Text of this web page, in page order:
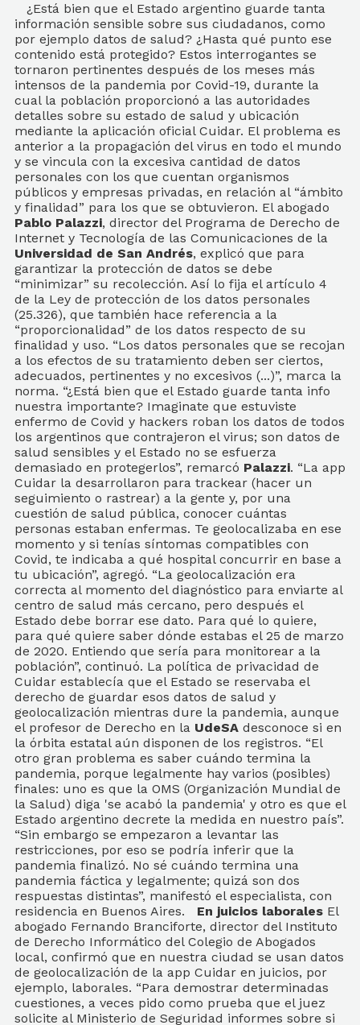
¿Está bien que el Estado argentino guarde tanta
información sensible sobre sus ciudadanos, como
por ejemplo datos de salud? ¿Hasta qué punto ese
contenido está protegido? Estos interrogantes se
tornaron pertinentes después de los meses más
intensos de la pandemia por Covid-19, durante la
cual la población proporcionó a las autoridades
detalles sobre su estado de salud y ubicación
mediante la aplicación oficial Cuidar. El problema es
anterior a la propagación del virus en todo el mundo
y se vincula con la excesiva cantidad de datos
personales con los que cuentan organismos
públicos y empresas privadas, en relación al “ámbito
y finalidad” para los que se obtuvieron. El abogado
Pablo Palazzi, director del Programa de Derecho de
Internet y Tecnología de las Comunicaciones de la
Universidad de San Andrés, explicó que para
garantizar la protección de datos se debe
“minimizar” su recolección. Así lo fija el artículo 4
de la Ley de protección de los datos personales
(25.326), que también hace referencia a la
“proporcionalidad” de los datos respecto de su
finalidad y uso. “Los datos personales que se recojan
a los efectos de su tratamiento deben ser ciertos,
adecuados, pertinentes y no excesivos (...)”, marca la
norma. “¿Está bien que el Estado guarde tanta info
nuestra importante? Imaginate que estuviste
enfermo de Covid y hackers roban los datos de todos
los argentinos que contrajeron el virus; son datos de
salud sensibles y el Estado no se esfuerza
demasiado en protegerlos”, remarcó Palazzi. “La app
Cuidar la desarrollaron para trackear (hacer un
seguimiento o rastrear) a la gente y, por una
cuestión de salud pública, conocer cuántas
personas estaban enfermas. Te geolocalizaba en ese
momento y si tenías síntomas compatibles con
Covid, te indicaba a qué hospital concurrir en base a
tu ubicación”, agregó. “La geolocalización era
correcta al momento del diagnóstico para enviarte al
centro de salud más cercano, pero después el
Estado debe borrar ese dato. Para qué lo quiere,
para qué quiere saber dónde estabas el 25 de marzo
de 2020. Entiendo que sería para monitorear a la
población”, continuó. La política de privacidad de
Cuidar establecía que el Estado se reservaba el
derecho de guardar esos datos de salud y
geolocalización mientras dure la pandemia, aunque
el profesor de Derecho en la UdeSA desconoce si en
la órbita estatal aún disponen de los registros. “El
otro gran problema es saber cuándo termina la
pandemia, porque legalmente hay varios (posibles)
finales: uno es que la OMS (Organización Mundial de
la Salud) diga 'se acabó la pandemia' y otro es que el
Estado argentino decrete la medida en nuestro país”.
“Sin embargo se empezaron a levantar las
restricciones, por eso se podría inferir que la
pandemia finalizó. No sé cuándo termina una
pandemia fáctica y legalmente; quizá son dos
respuestas distintas”, manifestó el especialista, con
residencia en Buenos Aires. En juicios laborales El
abogado Fernando Branciforte, director del Instituto
de Derecho Informático del Colegio de Abogados
local, confirmó que en nuestra ciudad se usan datos
de geolocalización de la app Cuidar en juicios, por
ejemplo, laborales. “Para demostrar determinadas
cuestiones, a veces pido como prueba que el juez
solicite al Ministerio de Seguridad informes sobre si